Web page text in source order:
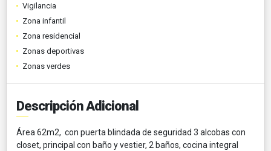
Vigilancia
Zona infantil
Zona residencial
Zonas deportivas
Zonas verdes
Descripción Adicional
Área 62m2, con puerta blindada de seguridad 3 alcobas con
closet, principal con baño y vestier, 2 baños, cocina integral